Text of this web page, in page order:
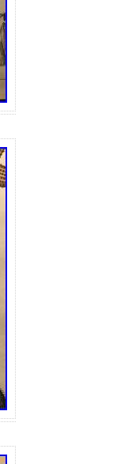
à jour. Notre
nous serons
illustrations
donc
au centre
D’ART et
expert et je
à 100%
EN CAS
UN